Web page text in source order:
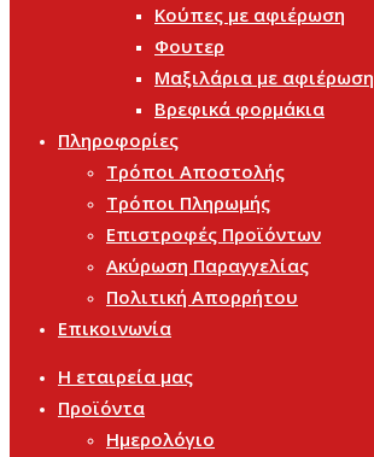
Κούπες με αφιέρωση
Φουτερ
Μαξιλάρια με αφιέρωση
Βρεφικά φορμάκια
Πληροφορίες
Τρόποι Αποστολής
Τρόποι Πληρωμής
Επιστροφές Προϊόντων
Ακύρωση Παραγγελίας
Πολιτική Απορρήτου
Επικοινωνία
Η εταιρεία μας
Προϊόντα
Ημερολόγιο